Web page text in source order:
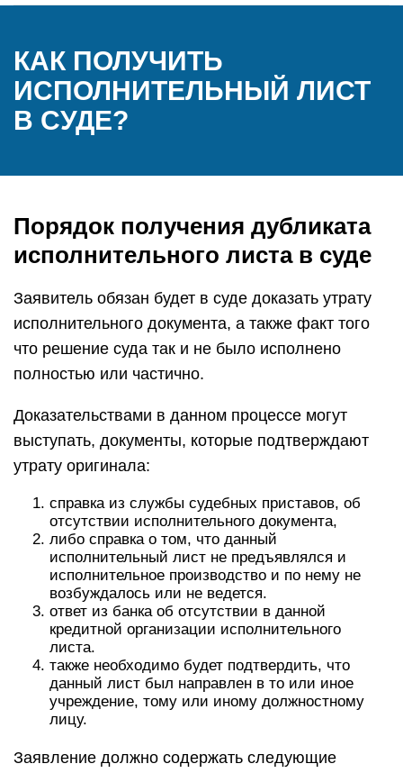
КАК ПОЛУЧИТЬ
ИСПОЛНИТЕЛЬНЫЙ ЛИСТ
В СУДЕ?
Порядок получения дубликата
исполнительного листа в суде
Заявитель обязан будет в суде доказать утрату
исполнительного документа, а также факт того
что решение суда так и не было исполнено
полностью или частично.
Доказательствами в данном процессе могут
выступать, документы, которые подтверждают
утрату оригинала:
справка из службы судебных приставов, об
отсутствии исполнительного документа,
либо справка о том, что данный
исполнительный лист не предъявлялся и
исполнительное производство и по нему не
возбуждалось или не ведется.
ответ из банка об отсутствии в данной
кредитной организации исполнительного
листа.
также необходимо будет подтвердить, что
данный лист был направлен в то или иное
учреждение, тому или иному должностному
лицу.
Заявление должно содержать следующие